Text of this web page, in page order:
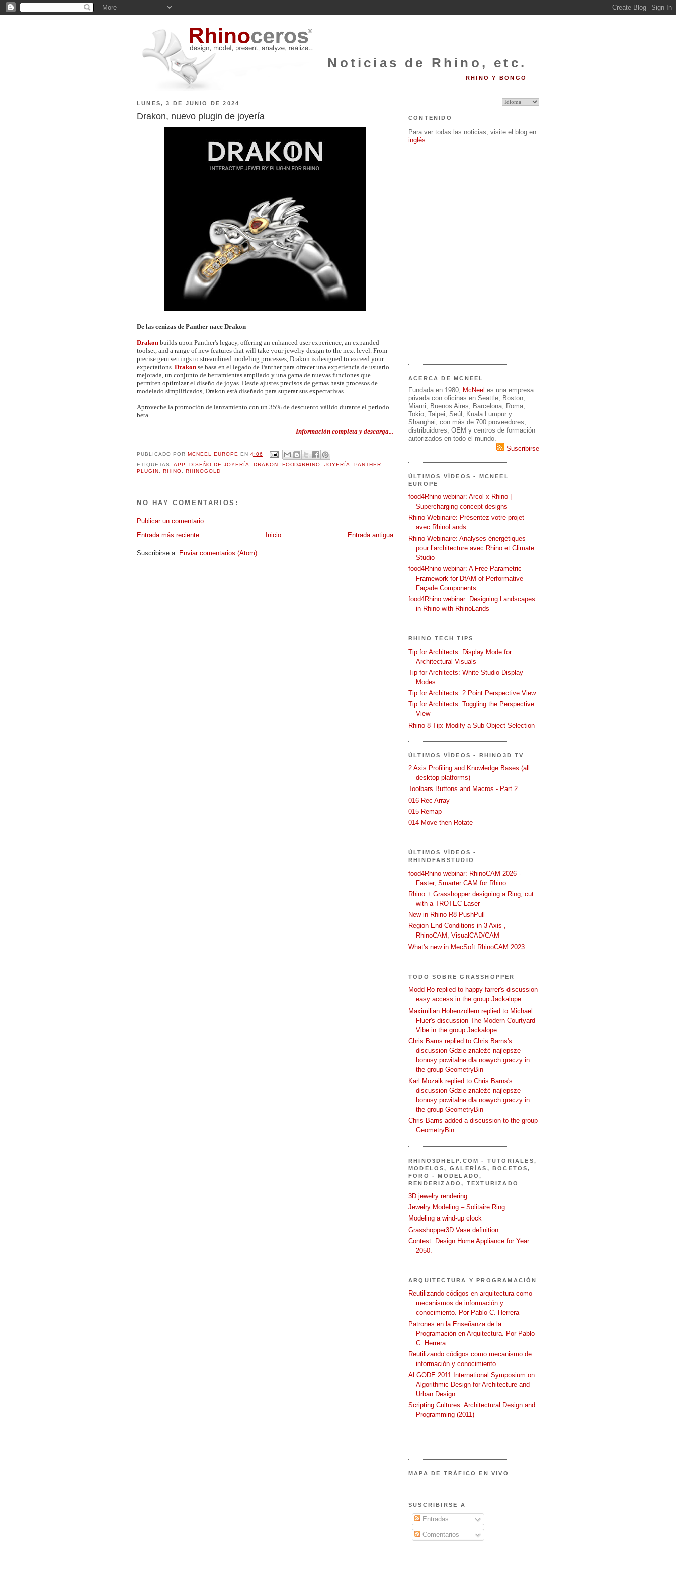
Noticias de Rhino, etc.
RHINO Y BONGO
LUNES, 3 DE JUNIO DE 2024
Drakon, nuevo plugin de joyería
De las cenizas de Panther nace Drakon
Drakon builds upon Panther's legacy, offering an enhanced user experience, an expanded
toolset, and a range of new features that will take your jewelry design to the next level. From
precise gem settings to streamlined modeling processes, Drakon is designed to exceed your
expectations. Drakon se basa en el legado de Panther para ofrecer una experiencia de usuario
mejorada, un conjunto de herramientas ampliado y una gama de nuevas funciones que
permiten optimizar el diseño de joyas. Desde ajustes precisos de gemas hasta procesos de
modelado simplificados, Drakon está diseñado para superar sus expectativas.
Aproveche la promoción de lanzamiento con un 35% de descuento válido durante el periodo
beta.
Información completa y descarga...
PUBLICADO POR MCNEEL EUROPE EN 4:06
ETIQUETAS: APP, DISEÑO DE JOYERÍA, DRAKON , FOOD4RHINO,JOYERÍA, PANTHER,
PLUGIN , RHINO, RHINOGOLD
NO HAY COMENTARIOS:
Publicar un comentario
Entrada más reciente
Entrada antigua
Inicio
Suscribirse a: Enviar comentarios (Atom)
CONTENIDO
Para ver todas las noticias, visite el blog en
inglés
ACERCA DE MCNEEL
Fundada en 1980, McNeel es una empresa
privada con oficinas en Seattle, Boston,
Miami, Buenos Aires, Barcelona, Roma,
Tokio, Taipei, Seúl, Kuala Lumpur y
Shanghai, con más de 700 proveedores,
distribuidores, OEM y centros de formación
autorizados en todo el mundo.
Suscribirse
ÚLTIMOS VÍDEOS - MCNEEL
EUROPE
food4Rhino webinar: Arcol x Rhino |
Supercharging concept designs
Rhino Webinaire: Présentez votre projet
avec RhinoLands
Rhino Webinaire: Analyses énergétiques
pour l’architecture avec Rhino et Climate
Studio
food4Rhino webinar: A Free Parametric
Framework for DfAM of Performative
Façade Components
food4Rhino webinar: Designing Landscapes
in Rhino with RhinoLands
RHINO TECH TIPS
Tip for Architects: Display Mode for
Architectural Visuals
Tip for Architects: White Studio Display
Modes
Tip for Architects: 2 Point Perspective View
Tip for Architects: Toggling the Perspective
View
Rhino 8 Tip: Modify a Sub-Object Selection
ÚLTIMOS VÍDEOS - RHINO3D TV
2 Axis Profiling and Knowledge Bases (all
desktop platforms)
Toolbars Buttons and Macros - Part 2
016 Rec Array
015 Remap
014 Move then Rotate
ÚLTIMOS VÍDEOS -
RHINOFABSTUDIO
food4Rhino webinar: RhinoCAM 2026 -
Faster, Smarter CAM for Rhino
Rhino + Grasshopper designing a Ring, cut
with a TROTEC Laser
New in Rhino R8 PushPull
Region End Conditions in 3 Axis ,
RhinoCAM, VisualCAD/CAM
What's new in MecSoft RhinoCAM 2023
TODO SOBRE GRASSHOPPER
Modd Ro replied to happy farrer's discussion
easy access in the group Jackalope
Maximilian Hohenzollern replied to Michael
Fluer's discussion The Modern Courtyard
Vibe in the group Jackalope
Chris Barns replied to Chris Barns's
discussion Gdzie znaleźć najlepsze
bonusy powitalne dla nowych graczy in
the group GeometryBin
Karl Mozaik replied to Chris Barns's
discussion Gdzie znaleźć najlepsze
bonusy powitalne dla nowych graczy in
the group GeometryBin
Chris Barns added a discussion to the group
GeometryBin
RHINO3DHELP.COM - TUTORIALES,
MODELOS, GALERÍAS, BOCETOS,
FORO - MODELADO,
RENDERIZADO, TEXTURIZADO
3D jewelry rendering
Jewelry Modeling – Solitaire Ring
Modeling a wind-up clock
Grasshopper3D Vase definition
Contest: Design Home Appliance for Year
2050.
ARQUITECTURA Y PROGRAMACIÓN
Reutilizando códigos en arquitectura como
mecanismos de información y
conocimiento. Por Pablo C. Herrera
Patrones en la Enseñanza de la
Programación en Arquitectura. Por Pablo
C. Herrera
Reutilizando códigos como mecanismo de
información y conocimiento
ALGODE 2011 International Symposium on
Algorithmic Design for Architecture and
Urban Design
Scripting Cultures: Architectural Design and
Programming (2011)
MAPA DE TRÁFICO EN VIVO
SUSCRIBIRSE A
Entradas
Comentarios